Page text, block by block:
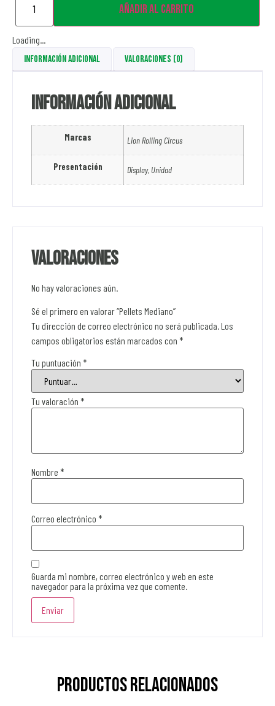
Añadir al carrito
Loading...
Información adicional
Valoraciones (0)
Información adicional
Marcas Lion Rolling Circus
Presentación Display, Unidad
Valoraciones
No hay valoraciones aún.
Sé el primero en valorar “Pellets Mediano”
Tu dirección de correo electrónico no será publicada.Los
campos obligatorios están marcados con *
Tu puntuación *
Tu valoración *
Nombre *
Correo electrónico *
Guarda mi nombre, correo electrónico y web en este
navegador para la próxima vez que comente.
Productos relacionados